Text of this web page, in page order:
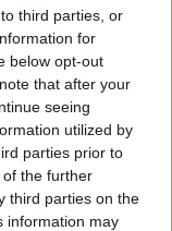
third parties, or
for
below opt-out
that after your
seeing
utilized by
parties prior to
the further
third parties on the
information may